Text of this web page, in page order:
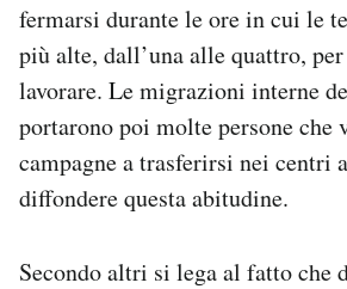
fermarsi durante le ore in cui le
più alte, dall’una alle quattro,
lavorare. Le migrazioni interne
portarono poi molte persone che
campagne a trasferirsi nei centri
diffondere questa abitudine.
Secondo altri si lega al fatto che